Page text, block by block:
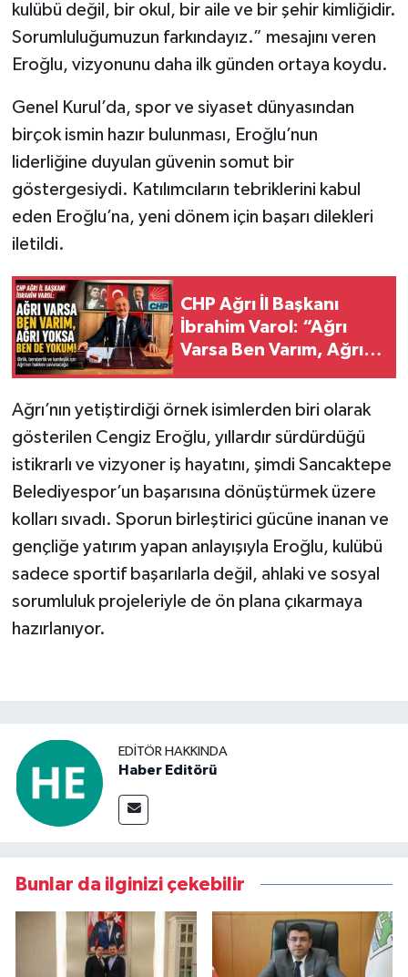
kulübü değil, bir okul, bir aile ve bir şehir kimliğidir.
Sorumluluğumuzun farkındayız.” mesajını veren
Eroğlu, vizyonunu daha ilk günden ortaya koydu.
Genel Kurul’da, spor ve siyaset dünyasından
birçok ismin hazır bulunması, Eroğlu’nun
liderliğine duyulan güvenin somut bir
göstergesiydi. Katılımcıların tebriklerini kabul
eden Eroğlu’na, yeni dönem için başarı dilekleri
iletildi.
CHP Ağrı İl Başkanı
İbrahim Varol: “Ağrı
Varsa Ben Varım, Ağrı
Ağrı’nın yetiştirdiği örnek isimlerden biri olarak
gösterilen Cengiz Eroğlu, yıllardır sürdürdüğü
istikrarlı ve vizyoner iş hayatını, şimdi Sancaktepe
Belediyespor’un başarısına dönüştürmek üzere
kolları sıvadı. Sporun birleştirici gücüne inanan ve
gençliğe yatırım yapan anlayışıyla Eroğlu, kulübü
sadece sportif başarılarla değil, ahlaki ve sosyal
sorumluluk projeleriyle de ön plana çıkarmaya
hazırlanıyor.
EDITÖR HAKKINDA
Haber Editörü
Bunlar da ilginizi çekebilir